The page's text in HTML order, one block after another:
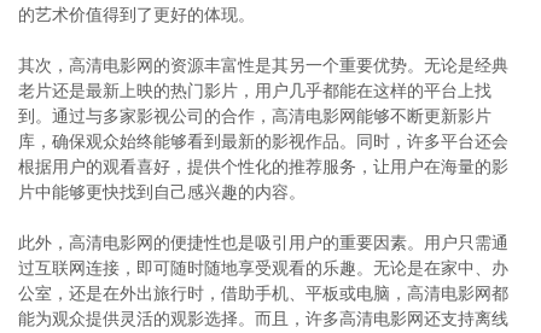
的艺术价值得到了更好的体现。
其次，高清电影网的资源丰富性是其另一个重要优势。无论是经典
老片还是最新上映的热门影片，用户几乎都能在这样的平台上找
到。通过与多家影视公司的合作，高清电影网能够不断更新影片
库，确保观众始终能够看到最新的影视作品。同时，许多平台还会
根据用户的观看喜好，提供个性化的推荐服务，让用户在海量的影
片中能够更快找到自己感兴趣的内容。
此外，高清电影网的便捷性也是吸引用户的重要因素。用户只需通
过互联网连接，即可随时随地享受观看的乐趣。无论是在家中、办
公室，还是在外出旅行时，借助手机、平板或电脑，高清电影网都
能为观众提供灵活的观影选择。而且，许多高清电影网还支持离线